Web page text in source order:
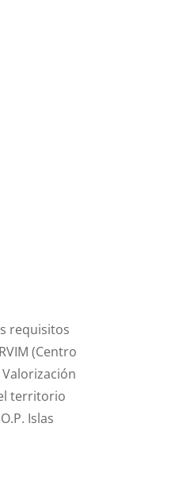
requisitos
(Centro
territorio
Islas